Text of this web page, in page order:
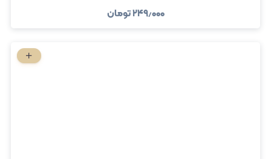
۲۴۹٫۰۰۰تومان